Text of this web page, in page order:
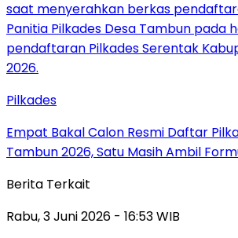
Pilkades
Empat Bakal Calon Resmi Daftar
Tambun 2026, Satu Masih Ambil
Berita Terkait
Rabu, 3 Juni 2026 - 16:53 WIB